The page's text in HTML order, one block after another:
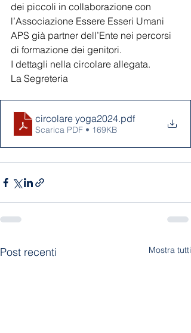
dei piccoli in collaborazione con
l’Associazione Essere Esseri Umani
APS già partner dell’Ente nei percorsi
di formazione dei genitori.
I dettagli nella circolare allegata.
La Segreteria
circolare yoga2024.pdf
Scarica PDF • 169KB
Post recenti Mostra tutti